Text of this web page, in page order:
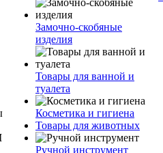
Замочно-скобяные
изделия
Товары для ванной и
туалета
Косметика и гигиена
Товары для животных
Ручной инструмент